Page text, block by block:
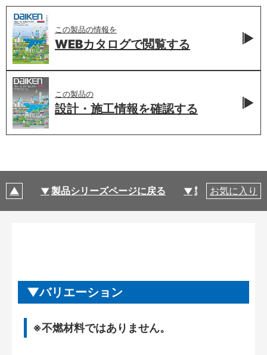
この製品の情報を
WEBカタログで閲覧する
この製品の
設計・施工情報を確認する
製品シリーズページに戻る 製品仕様
お気に入り
バリエーション
※不燃材料ではありません。